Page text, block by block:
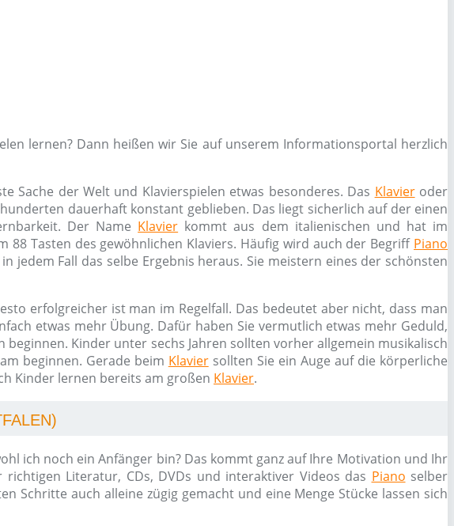
lernen? Dann heißen wir Sie auf unserem Informationsportal herzlich
Sache der Welt und Klavierspielen etwas besonderes. Das Klavieroder
dauerhaft konstant geblieben. Das liegt sicherlich auf der einen
Der Name Klavier kommt aus dem italienischen und hat im
Tasten des gewöhnlichen Klaviers. Häufig wird auch der Begriff Piano
jedem Fall das selbe Ergebnis heraus. Sie meistern eines der schönsten
erfolgreicher ist man im Regelfall. Das bedeutet aber nicht, dass man
etwas mehr Übung. Dafür haben Sie vermutlich etwas mehr Geduld,
Kinder unter sechs Jahren sollten vorher allgemein musikalisch
beginnen. Gerade beim Klaviersollten Sie ein Auge auf die körperliche
Kinder lernen bereits am großen Klavier.
ich noch ein Anfänger bin? Das kommt ganz auf Ihre Motivation und Ihr
Literatur, CDs, DVDs und interaktiver Videos das Piano selber
Schritte auch alleine zügig gemacht und eine Menge Stücke lassen sich